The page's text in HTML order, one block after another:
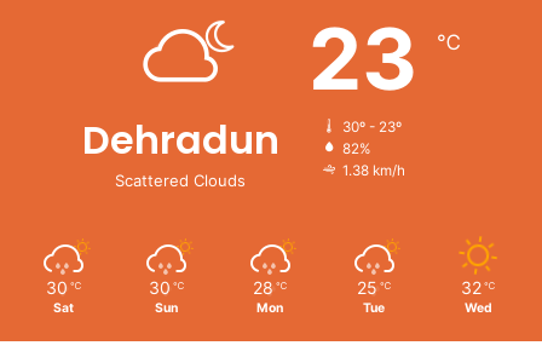
Dehradun
Scattered Clouds
23 ℃
30º - 23º
82%
1.38 km/h
30 ℃
Sat
30 ℃
Sun
28 ℃
Mon
25 ℃
Tue
32 ℃
Wed